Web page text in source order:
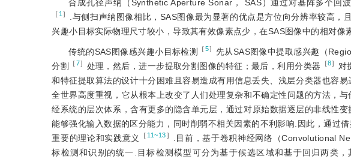
合成孔径声纳（Synthetic Aperture Sonar， SAS）通过对基阵多个回
［ 1 ］ .与侧扫声纳图像相比，SAS图像最为显著的优点是方位向分辨率较高，
兴趣小目标实际物理尺寸较小，导致其有效像素点少，在SAS图像中的相对
传统的SAS图像感兴趣小目标检测 ［5］ 先从SAS图像中提取感兴趣（
分割
［7］ 处理，然后，进一步提取分割图像的特征；最后，利用分类器 ［8］ 对
和特征提取算法的设计十分困难且容易造成有用信息丢失、浅层分类器也容易
全世界高度重视，它从根本上改变了人们处理复杂和不确定性问题的方法，
经系统的层次体系，含有更多的隐含单元层，通过对原始数据逐层的非线性
能够强化输入数据的区分能力，同时削弱不相关因素的不利影响.因此，通过
重要的理论和实践意义
［ 11~13］
.目前，基于卷积神经网络（Convolutional
标检测和识别的统一.目标检测模型可分为基于候选区域和基于回归两类